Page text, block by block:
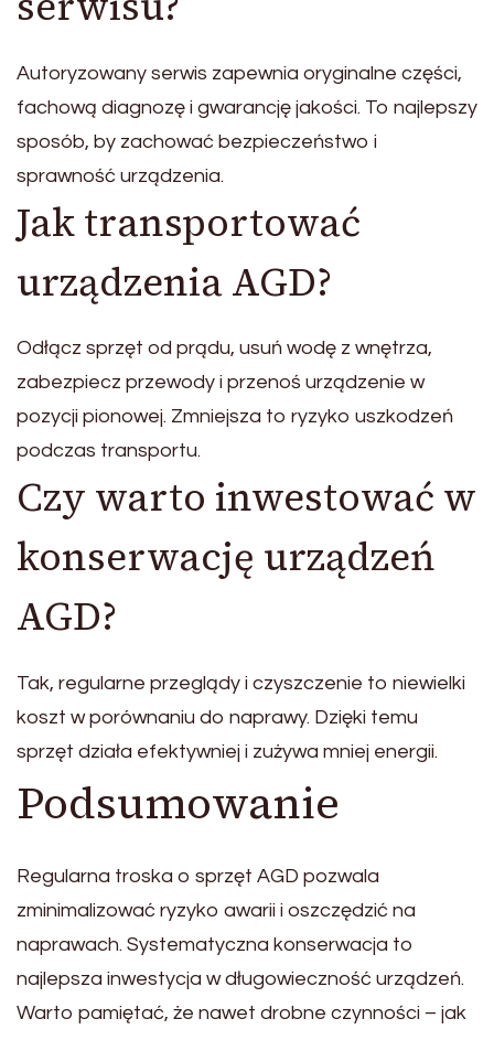
Autoryzowany serwis zapewnia oryginalne części,
fachową diagnozę i gwarancję jakości. To najlepszy
sposób, by zachować bezpieczeństwo i
sprawność urządzenia.
Jak transportować
urządzenia AGD?
Odłącz sprzęt od prądu, usuń wodę z wnętrza,
zabezpiecz przewody i przenoś urządzenie w
pozycji pionowej. Zmniejsza to ryzyko uszkodzeń
podczas transportu.
Czy warto inwestować w
konserwację urządzeń
AGD?
Tak, regularne przeglądy i czyszczenie to niewielki
koszt w porównaniu do naprawy. Dzięki temu
sprzęt działa efektywniej i zużywa mniej energii.
Podsumowanie
Regularna troska o sprzęt AGD pozwala
zminimalizować ryzyko awarii i oszczędzić na
naprawach. Systematyczna konserwacja to
najlepsza inwestycja w długowieczność urządzeń.
Warto pamiętać, że nawet drobne czynności – jak